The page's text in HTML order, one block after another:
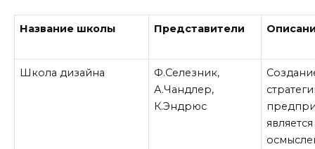
Название школы Представители
Школа дизайна
Ф.Селезник,
А.Чандлер,
К.Эндрюс
является